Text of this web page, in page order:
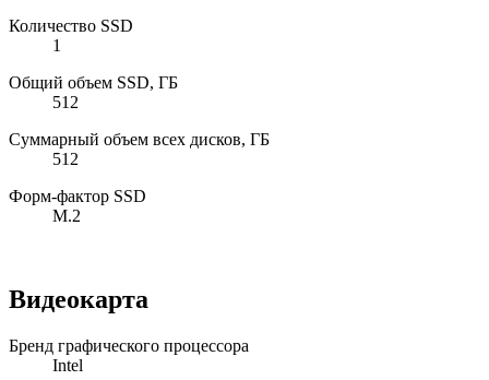
Количество SSD
1
Общий объем SSD, ГБ
512
Суммарный объем всех дисков, ГБ
512
Форм-фактор SSD
M.2
Видеокарта
Бренд графического процессора
Intel